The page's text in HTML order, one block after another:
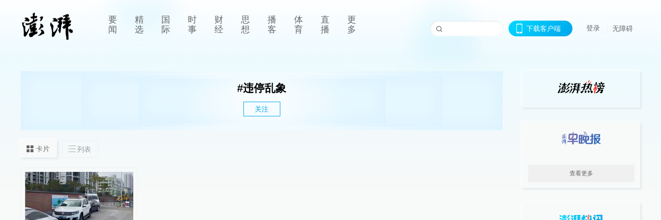
要
闻
精
选
国
际
时
事
财
经
思
想
播
客
体
育
直
播
更
多
下载客户端 登录 无障碍
#违停乱象
关注
卡片 列表
查看更多